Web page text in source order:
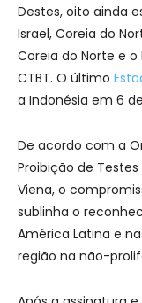
Destes, oito ainda
Israel, Coreia do
Coreia do Norte e
CTBT. O último
a Indonésia em 6
De acordo com a
Proibição de
Viena, o
sublinha o
América Latina e
região na não-